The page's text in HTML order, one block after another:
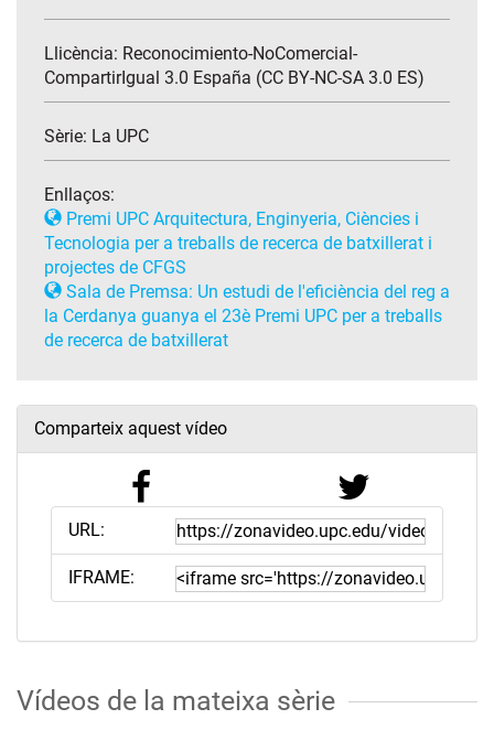
Llicència: Reconocimiento-NoComercial-
CompartirIgual 3.0 España (CC BY-NC-SA 3.0 ES)
Sèrie: La UPC
Enllaços:
Premi UPC Arquitectura, Enginyeria, Ciències i
Tecnologia per a treballs de recerca de batxillerat i
projectes de CFGS
Sala de Premsa: Un estudi de l'eficiència del reg a
la Cerdanya guanya el 23è Premi UPC per a treballs
de recerca de batxillerat
Comparteix aquest vídeo
URL:
IFRAME:
Vídeos de la mateixa sèrie